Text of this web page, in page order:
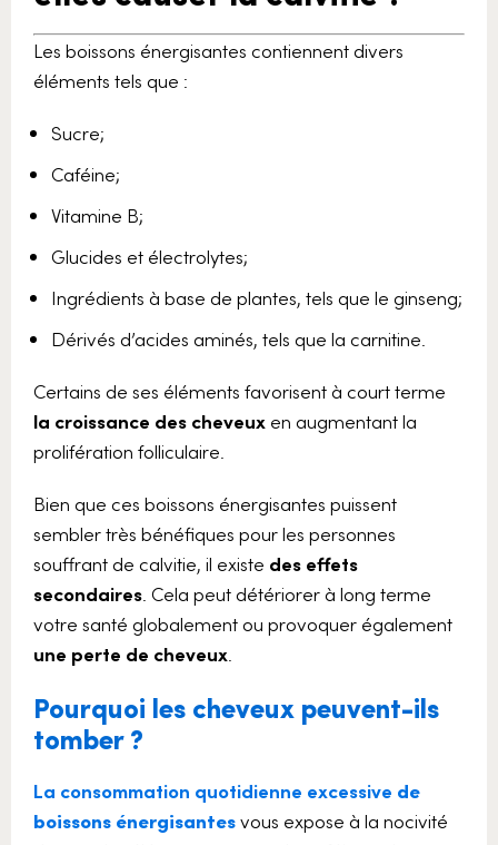
Les boissons énergisantes contiennent divers
éléments tels que :
Sucre;
Caféine;
Vitamine B;
Glucides et électrolytes;
Ingrédients à base de plantes, tels que le ginseng;
Dérivés d’acides aminés, tels que la carnitine.
Certains de ses éléments favorisent à court terme
la croissance des cheveux en augmentant la
prolifération folliculaire.
Bien que ces boissons énergisantes puissent
sembler très bénéfiques pour les personnes
souffrant de calvitie, il existe des effets
secondaires. Cela peut détériorer à long terme
votre santé globalement ou provoquer également
une perte de cheveux.
Pourquoi les cheveux peuvent-ils
tomber ?
La consommation quotidienne excessive de
boissons énergisantesvous expose à la nocivité